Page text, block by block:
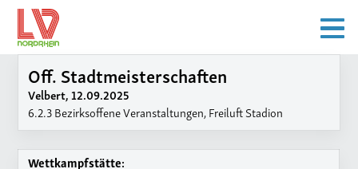
Off. Stadtmeisterschaften
Velbert, 12.09.2025
6.2.3 Bezirksoffene Veranstaltungen, Freiluft Stadion
Wettkampfstätte: